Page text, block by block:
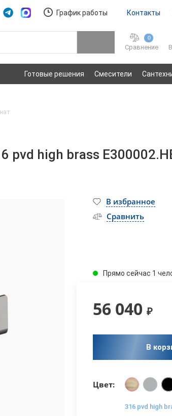
График работы Контакты
0
Сравнение
Готовые решения Смесители
pvd high brass
В избранное
Сравнить
Прямо сейчас 1
56 040 ₽
В
Цвет:
316 pvd high